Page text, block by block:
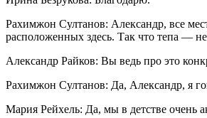
Рахимжон Султанов: Александр, все
расположенных здесь. Так что тепа —
Александр Райков: Вы ведь про это
Рахимжон Султанов: Да, Александр, я
Мария Рейхель: Да, мы в детстве очень